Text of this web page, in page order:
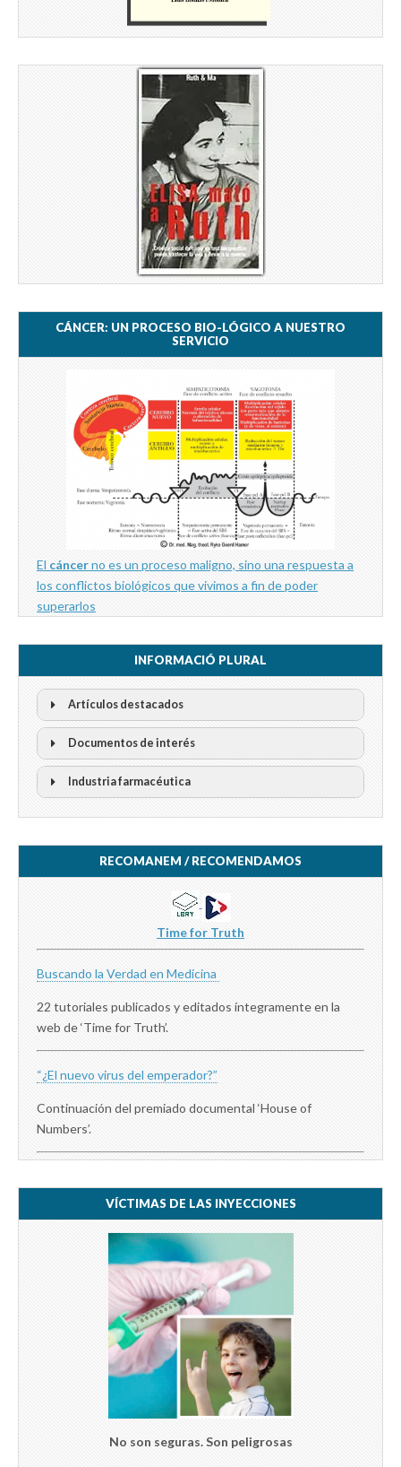
CÁNCER: UN PROCESO BIO-LÓGICO A NUESTRO
SERVICIO
El cáncerno es un proceso maligno, sino una respuesta a
los conflictos biológicos que vivimos a fin de poder
superarlos
INFORMACIÓ PLURAL
Artículos destacados
Documentos de interés
Industria farmacéutica
RECOMANEM / RECOMENDAMOS
Time for Truth
Buscando la Verdad en Medicina
22 tutoriales publicados y editados íntegramente en la
web de ‘Time for Truth’.
“¿El nuevo virus del emperador?”
Continuación del premiado documental ‘House of
Numbers’.
VÍCTIMAS DE LAS INYECCIONES
No son seguras. Son peligrosas